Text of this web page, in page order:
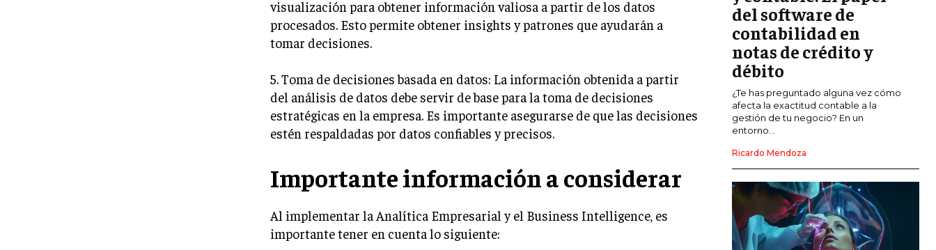
MARKETING B2B
MARKETING B2C
FRANQUICIAS
MARKETING DE INFLUENCERS
E-COMMERCE
GESTIÓN DE CRISIS EMPRESARIALES
EMPRESAS Y STARTUPS TECNOLÓGICAS
visualización para obtener información valiosa a partir de los datos
procesados. Esto permite obtener insights y patrones que ayudarán a
tomar decisiones.
5. Toma de decisiones basada en datos: La información obtenida a partir
del análisis de datos debe servir de base para la toma de decisiones
estratégicas en la empresa. Es importante asegurarse de que las decisiones
estén respaldadas por datos confiables y precisos.
Importante información a considerar
Al implementar la Analítica Empresarial y el Business Intelligence, es
importante tener en cuenta lo siguiente:
del software de
contabilidad en
notas de crédito y
débito
¿Te has preguntado alguna vez cómo
afecta la exactitud contable a la
gestión de tu negocio? En un
entorno...
Ricardo Mendoza